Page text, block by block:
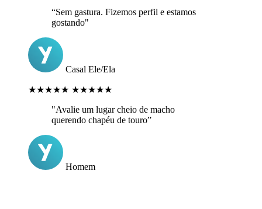
“Sem gastura. Fizemos perfil e estamos
gostando"
Casal Ele/Ela
★★★★★ ★★★★★
"Avalie um lugar cheio de macho
querendo chapéu de touro”
Homem